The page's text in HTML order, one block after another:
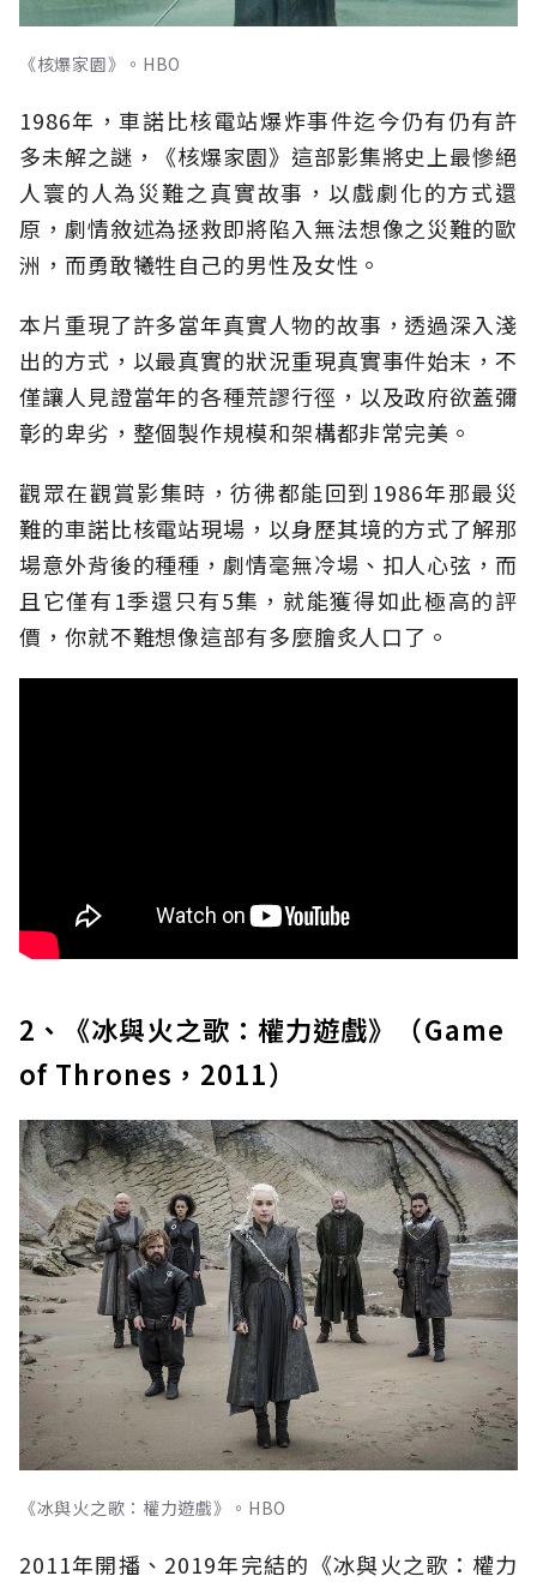
《核爆家園》。HBO
1986年，車諾比核電站爆炸事件迄今仍有仍有許
多未解之謎，《核爆家園》這部影集將史上最慘絕
人寰的人為災難之真實故事，以戲劇化的方式還
原，劇情敘述為拯救即將陷入無法想像之災難的歐
洲，而勇敢犧牲自己的男性及女性。
本片重現了許多當年真實人物的故事，透過深入淺
出的方式，以最真實的狀況重現真實事件始末，不
僅讓人見證當年的各種荒謬行徑，以及政府欲蓋彌
彰的卑劣，整個製作規模和架構都非常完美。
觀眾在觀賞影集時，彷彿都能回到1986年那最災
難的車諾比核電站現場，以身歷其境的方式了解那
場意外背後的種種，劇情毫無冷場、扣人心弦，而
且它僅有1季還只有5集，就能獲得如此極高的評
價，你就不難想像這部有多麼膾炙人口了。
2、《冰與火之歌：權力遊戲》（Game
of Thrones，2011）
《冰與火之歌：權力遊戲》。HBO
2011年開播、2019年完結的《冰與火之歌：權力